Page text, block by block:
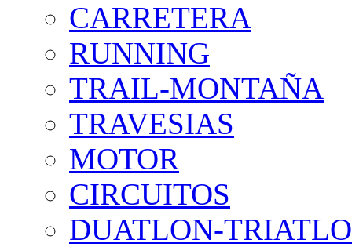
CARRETERA
RUNNING
TRAIL-MONTAÑA
TRAVESIAS
MOTOR
CIRCUITOS
DUATLON-